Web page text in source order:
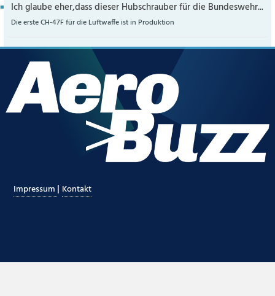
Ich glaube eher,dass dieser Hubschrauber für die Bundeswehr...
Die erste CH-47F für die Luftwaffe ist in Produktion
Impressum | Kontakt